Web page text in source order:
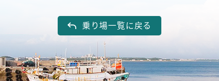
乗り場一覧に戻る